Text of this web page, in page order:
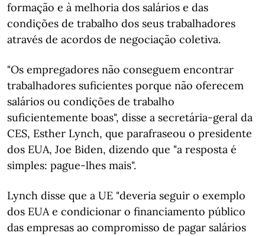
formação e à melhoria dos salários e das
condições de trabalho dos seus trabalhadores
através de acordos de negociação coletiva.
"Os empregadores não conseguem encontrar
trabalhadores suficientes porque não oferecem
salários ou condições de trabalho
suficientemente boas", disse a secretária-geral da
CES, Esther Lynch, que parafraseou o presidente
dos EUA, Joe Biden, dizendo que "a resposta é
simples: pague-lhes mais".
Lynch disse que a UE "deveria seguir o exemplo
dos EUA e condicionar o financiamento público
das empresas ao compromisso de pagar salários